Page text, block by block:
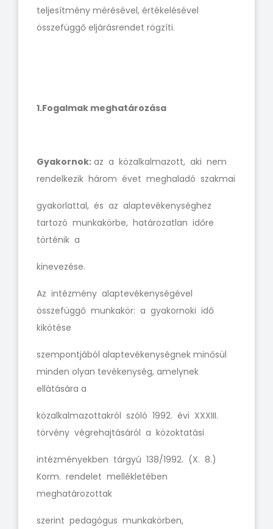
teljesítmény mérésével, értékelésével
összefüggő eljárásrendet rögzíti.
1.Fogalmak meghatározása
Gyakornok: az a közalkalmazott, aki nem
rendelkezik három évet meghaladó szakmai
gyakorlattal, és az alaptevékenységhez
tartozó munkakörbe, határozatlan időre
történik a
kinevezése.
Az intézmény alaptevékenységével
összefüggő munkakör: a gyakornoki idő
kikötése
szempontjából alaptevékenységnek minősül
minden olyan tevékenység, amelynek
ellátására a
közalkalmazottakról szóló 1992. évi XXXIII.
törvény végrehajtásáról a közoktatási
intézményekben tárgyú 138/1992. (X. 8.)
Korm. rendelet mellékletében
meghatározottak
szerint pedagógus munkakörben,